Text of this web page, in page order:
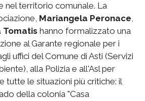
nel territorio comunale. La
Mariangela Peronace,
Tomatis hanno formalizzato una
al Garante regionale per i
uffici del Comune di Asti (Servizi
alla Polizia e all'Asl per
tutte le situazioni più critiche: il
della colonia "Casa